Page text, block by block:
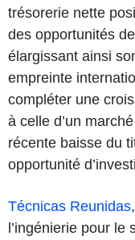
trésorerie nette
des opportunités
élargissant ainsi
empreinte
compléter une
à celle d’un
récente baisse du
opportunité
Técnicas Reunidas
l’ingénierie pour le